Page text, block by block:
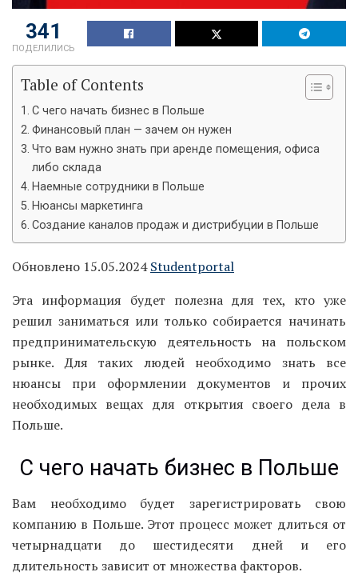
341
ПОДЕЛИЛИСЬ
Table of Contents
С чего начать бизнес в Польше
Финансовый план — зачем он нужен
Что вам нужно знать при аренде помещения, офиса
либо склада
Наемные сотрудники в Польше
Нюансы маркетинга
Создание каналов продаж и дистрибуции в Польше
Обновлено 15.05.2024Studentportal
Эта информация будет полезна для тех, кто уже
решил заниматься или только собирается начинать
предпринимательскую деятельность на польском
рынке. Для таких людей необходимо знать все
нюансы при оформлении документов и прочих
необходимых вещах для открытия своего дела в
Польше.
С чего начать бизнес в Польше
Вам необходимо будет зарегистрировать свою
компанию в Польше. Этот процесс может длиться от
четырнадцати до шестидесяти дней и его
длительность зависит от множества факторов.